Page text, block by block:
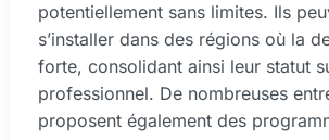
potentiellement sans limites. Ils
s’installer dans des régions où la
forte, consolidant ainsi leur statut
professionnel. De nombreuses
proposent également des